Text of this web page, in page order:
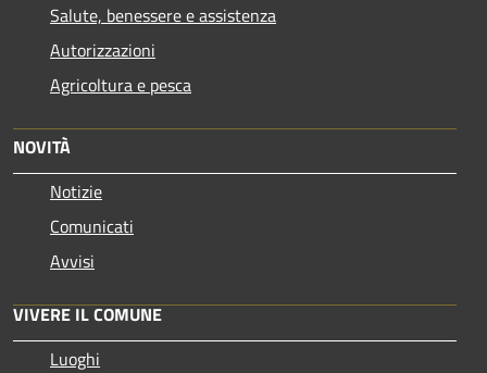
Salute, benessere e assistenza
Autorizzazioni
Agricoltura e pesca
NOVITÀ
Notizie
Comunicati
Avvisi
VIVERE IL COMUNE
Luoghi